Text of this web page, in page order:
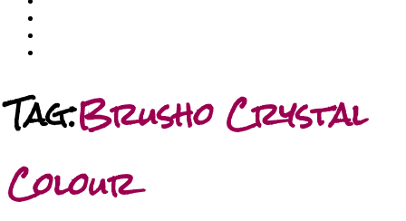
Tag:Brusho Crystal
Colour